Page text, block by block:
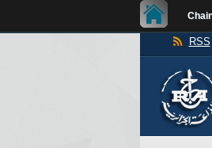
RSS